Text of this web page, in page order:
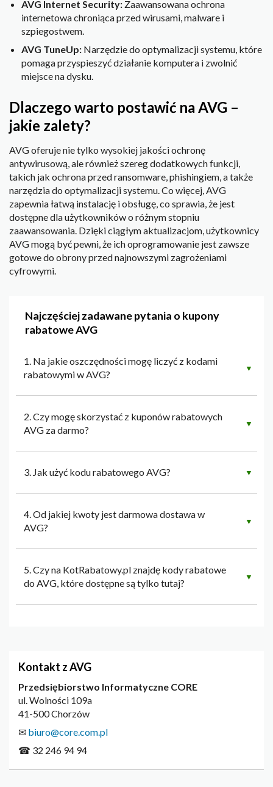
AVG Internet Security: Zaawansowana ochrona
internetowa chroniąca przed wirusami, malware i
szpiegostwem.
AVG TuneUp: Narzędzie do optymalizacji systemu, które
pomaga przyspieszyć działanie komputera i zwolnić
miejsce na dysku.
Dlaczego warto postawić na AVG –
jakie zalety?
AVG oferuje nie tylko wysokiej jakości ochronę
antywirusową, ale również szereg dodatkowych funkcji,
takich jak ochrona przed ransomware, phishingiem, a także
narzędzia do optymalizacji systemu. Co więcej, AVG
zapewnia łatwą instalację i obsługę, co sprawia, że jest
dostępne dla użytkowników o różnym stopniu
zaawansowania. Dzięki ciągłym aktualizacjom, użytkownicy
AVG mogą być pewni, że ich oprogramowanie jest zawsze
gotowe do obrony przed najnowszymi zagrożeniami
cyfrowymi.
Najczęściej zadawane pytania o kupony
rabatowe AVG
1. Na jakie oszczędności mogę liczyć z kodami
rabatowymi w AVG?
▼
2. Czy mogę skorzystać z kuponów rabatowych
AVG za darmo?
▼
3. Jak użyć kodu rabatowego AVG? ▼
4. Od jakiej kwoty jest darmowa dostawa w
AVG?
▼
5. Czy na KotRabatowy.pl znajdę kody rabatowe
do AVG, które dostępne są tylko tutaj?
▼
Kontakt z AVG
Przedsiębiorstwo Informatyczne CORE
ul. Wolności 109a
41-500 Chorzów
✉ biuro@core.com.pl
☎ 32 246 94 94